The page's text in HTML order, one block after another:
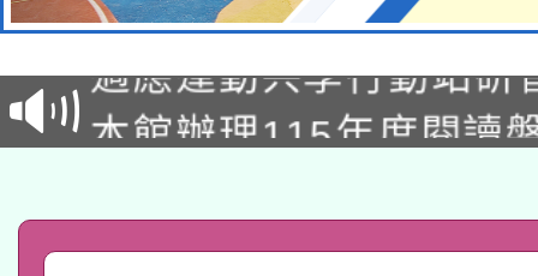
招甄選結果公告(無人
招)
本館辦理115年度閱讀
礎課程
A3數位素養講師名單